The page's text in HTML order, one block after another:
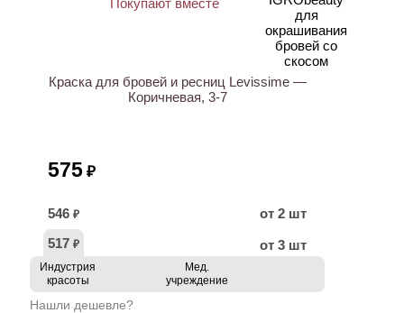
Краска для бровей и ресниц Levissime —
Коричневая, 3-7
575 ₽
546 ₽
от 2 шт
517 ₽ от 3 шт
Индустрия
красоты
Мед.
учреждение
Нашли дешевле?